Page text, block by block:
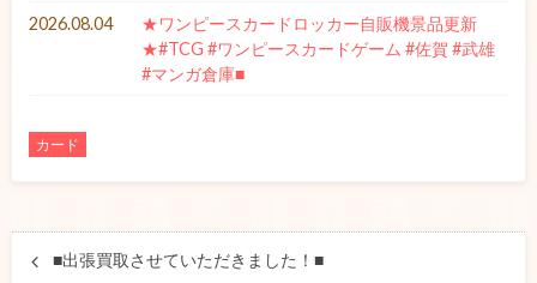
2026.08.04
★ワンピースカードロッカー自販機景品更新
★#TCG #ワンピースカードゲーム #佐賀 #武雄
#マンガ倉庫■
カード
■出張買取させていただきました！■